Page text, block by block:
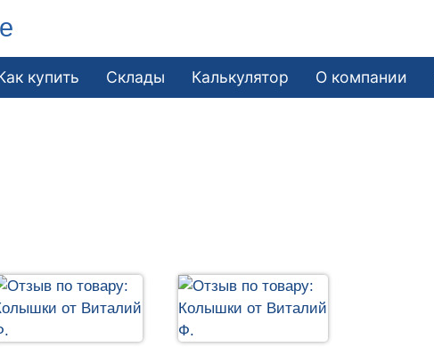
купить Склады Калькулятор О компании